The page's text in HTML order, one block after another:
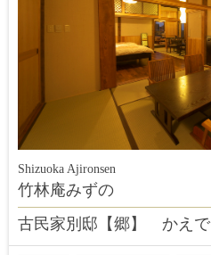
Shizuoka Ajironsen
竹林庵みずの
古民家別邸【郷】 かえで